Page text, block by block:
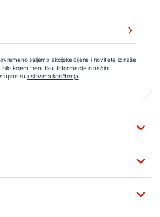
šaljemo akcijske cijene i novitete iz naše
kojem trenutku. Informacije o načinu
su uslovima korištenja.